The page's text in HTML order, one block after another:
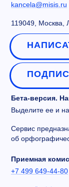
kancela@misis.ru
119049, Москва,
Бета-версия.
Выделите ее и
Сервис
об
Приемная
+7 499 649-44-80